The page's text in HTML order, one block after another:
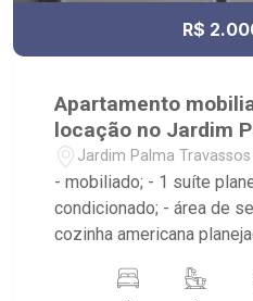
R$
Apartamento
locação no Jardim
Jardim Palma
- mobiliado; - 1 suíte
condicionado; - área de
cozinha americana
box e espelho; - próximo